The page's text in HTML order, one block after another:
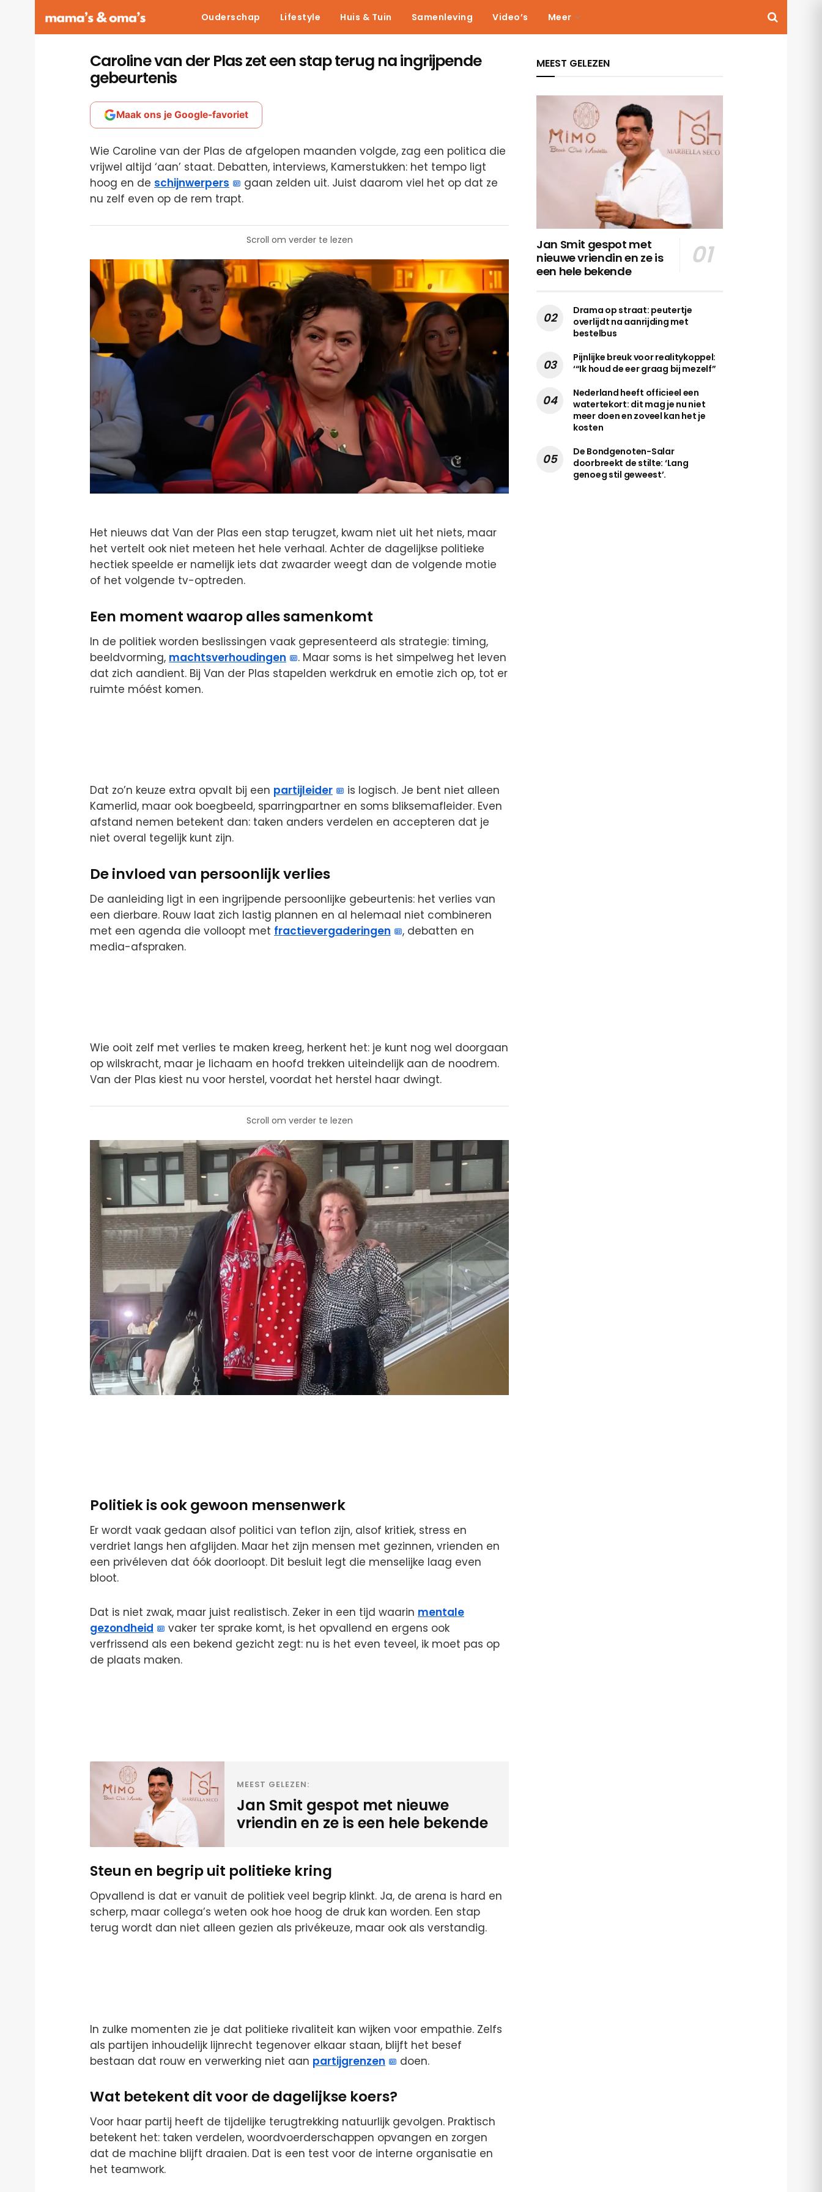
Ouderschap Lifestyle Huis & Tuin Samenleving Video’s Meer
Caroline van der Plas zet een stap terug na ingrijpende
gebeurtenis
Maak ons je Google-favoriet
Wie Caroline van der Plas de afgelopen maanden volgde, zag een politica die
vrijwel altijd ‘aan’ staat. Debatten, interviews, Kamerstukken: het tempo ligt
hoog en de schijnwerpers
gaan zelden uit. Juist daarom viel het op dat ze
nu zelf even op de rem trapt.
Scroll om verder te lezen
Het nieuws dat Van der Plas een stap terugzet, kwam niet uit het niets, maar
het vertelt ook niet meteen het hele verhaal. Achter de dagelijkse politieke
hectiek speelde er namelijk iets dat zwaarder weegt dan de volgende motie
of het volgende tv-optreden.
Een moment waarop alles samenkomt
In de politiek worden beslissingen vaak gepresenteerd als strategie: timing,
beeldvorming, machtsverhoudingen
. Maar soms is het simpelweg het leven
dat zich aandient. Bij Van der Plas stapelden werkdruk en emotie zich op, tot er
ruimte móést komen.
Dat zo’n keuze extra opvalt bij een partijleider
is logisch. Je bent niet alleen
Kamerlid, maar ook boegbeeld, sparringpartner en soms bliksemafleider. Even
afstand nemen betekent dan: taken anders verdelen en accepteren dat je
niet overal tegelijk kunt zijn.
De invloed van persoonlijk verlies
De aanleiding ligt in een ingrijpende persoonlijke gebeurtenis: het verlies van
een dierbare. Rouw laat zich lastig plannen en al helemaal niet combineren
met een agenda die volloopt met fractievergaderingen
, debatten en
media-afspraken.
Wie ooit zelf met verlies te maken kreeg, herkent het: je kunt nog wel doorgaan
op wilskracht, maar je lichaam en hoofd trekken uiteindelijk aan de noodrem.
Van der Plas kiest nu voor herstel, voordat het herstel haar dwingt.
Scroll om verder te lezen
Politiek is ook gewoon mensenwerk
Er wordt vaak gedaan alsof politici van teflon zijn, alsof kritiek, stress en
verdriet langs hen afglijden. Maar het zijn mensen met gezinnen, vrienden en
een privéleven dat óók doorloopt. Dit besluit legt die menselijke laag even
bloot.
Dat is niet zwak, maar juist realistisch. Zeker in een tijd waarin mentale
gezondheid
vaker ter sprake komt, is het opvallend en ergens ook
verfrissend als een bekend gezicht zegt: nu is het even teveel, ik moet pas op
de plaats maken.
MEEST GELEZEN:
Jan Smit gespot met nieuwe
vriendin en ze is een hele bekende
Steun en begrip uit politieke kring
Opvallend is dat er vanuit de politiek veel begrip klinkt. Ja, de arena is hard en
scherp, maar collega’s weten ook hoe hoog de druk kan worden. Een stap
terug wordt dan niet alleen gezien als privékeuze, maar ook als verstandig.
In zulke momenten zie je dat politieke rivaliteit kan wijken voor empathie. Zelfs
als partijen inhoudelijk lijnrecht tegenover elkaar staan, blijft het besef
bestaan dat rouw en verwerking niet aan partijgrenzen doen.
Wat betekent dit voor de dagelijkse koers?
Voor haar partij heeft de tijdelijke terugtrekking natuurlijk gevolgen. Praktisch
betekent het: taken verdelen, woordvoerderschappen opvangen en zorgen
dat de machine blijft draaien. Dat is een test voor de interne organisatie en
het teamwork.
MEEST GELEZEN
Jan Smit gespot met
nieuwe vriendin en ze is
een hele bekende
Drama op straat: peutertje
overlijdt na aanrijding met
bestelbus
Pijnlijke breuk voor realitykoppel:
‘“Ik houd de eer graag bij mezelf”
Nederland heeft officieel een
watertekort: dit mag je nu niet
meer doen en zoveel kan het je
kosten
De Bondgenoten-Salar
doorbreekt de stilte: ‘Lang
genoeg stil geweest’.